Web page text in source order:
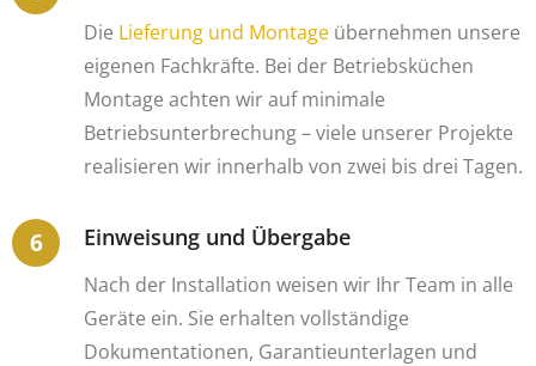
Die Lieferung und Montage übernehmen unsere
eigenen Fachkräfte. Bei der Betriebsküchen
Montage achten wir auf minimale
Betriebsunterbrechung – viele unserer Projekte
realisieren wir innerhalb von zwei bis drei Tagen.
Einweisung und Übergabe
Nach der Installation weisen wir Ihr Team in alle
Geräte ein. Sie erhalten vollständige
Dokumentationen, Garantieunterlagen und